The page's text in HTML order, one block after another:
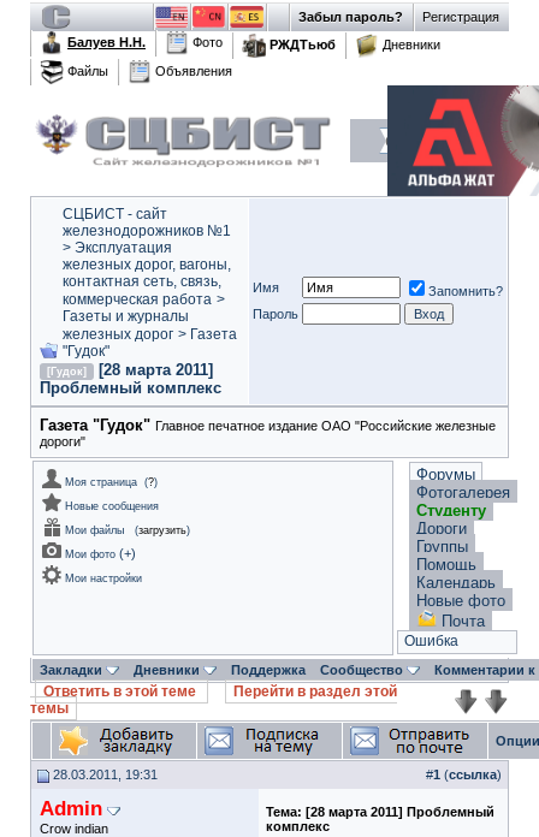
Регистрация
Забыл пароль?
Балуев Н.Н.
Фото РЖДТьюб
Дневники
Файлы
Объявления
СЦБИСТ - сайт
железнодорожников №1
> Эксплуатация
железных дорог, вагоны,
контактная сеть, связь,
коммерческая работа >
Газеты и журналы
железных дорог > Газета
"Гудок"
[Гудок]
[28 марта 2011]
Проблемный комплекс
Имя
Запомнить?
Пароль
Газета "Гудок" Главное печатное издание ОАО "Российские железные
дороги"
Моя страница (?)
Новые сообщения
Мои файлы
(загрузить)
Мои фото (+)
Мои настройки
Форумы
Фотогалерея
Студенту
Дороги
Группы
Помощь
Календарь
Новые фото
Почта
Ошибка
Закладки Дневники Поддержка Сообщество Комментарии
Ответить в этой теме
Перейти в раздел этой
темы
28.03.2011, 19:31 #1 (ссылка)
Admin
Crow indian
Тема: [28 марта 2011] Проблемный
комплекс